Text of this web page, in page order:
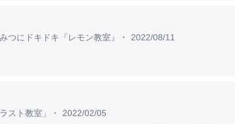
つにドキドキ『レモン教室』 ・ 2022/08/11
スト教室」 ・ 2022/02/05